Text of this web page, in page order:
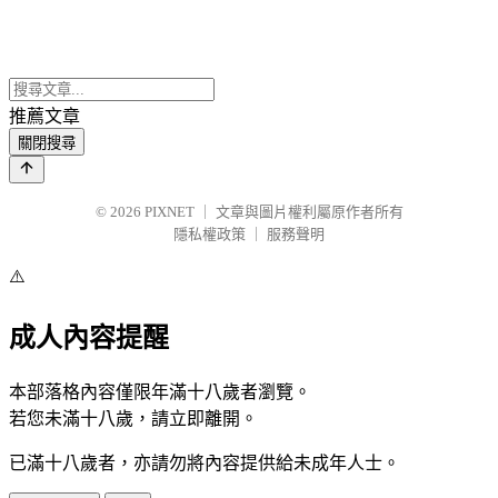
推薦文章
關閉搜尋
© 2026 PIXNET
文章與圖片權利屬原作者所有
隱私權政策
服務聲明
⚠️
成人內容提醒
本部落格內容僅限年滿十八歲者瀏覽。
若您未滿十八歲，請立即離開。
已滿十八歲者，亦請勿將內容提供給未成年人士。